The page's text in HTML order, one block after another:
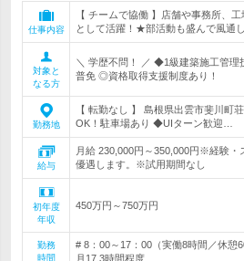
仕事内容
【 チームで協働 】店舗や事務所、
として活躍！★部活動も盛んで風通
対象と
なる方
＼ 学歴不問！ ／ ◆1級建築施工管
普免 ◎資格取得支援制度あり！
勤務地
【 転勤なし 】 島根県出雲市斐川町
OK！駐車場あり ◆UIターン歓迎…
給与
月給 230,000円～350,000円※経験・
優遇します。※試用期間なし
初年度
年収
450万円～750万円
勤務
時間
# 8：00～17：00（実働8時間／休
月17.3時間程度